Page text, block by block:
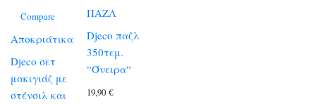
Compare
Αποκριάτικα
Djeco σετ
μακιγιάζ με
στένσιλ και
ΠΑΖΛ
Djeco παζλ
350τεμ.
“Όνειρα“
19,90€